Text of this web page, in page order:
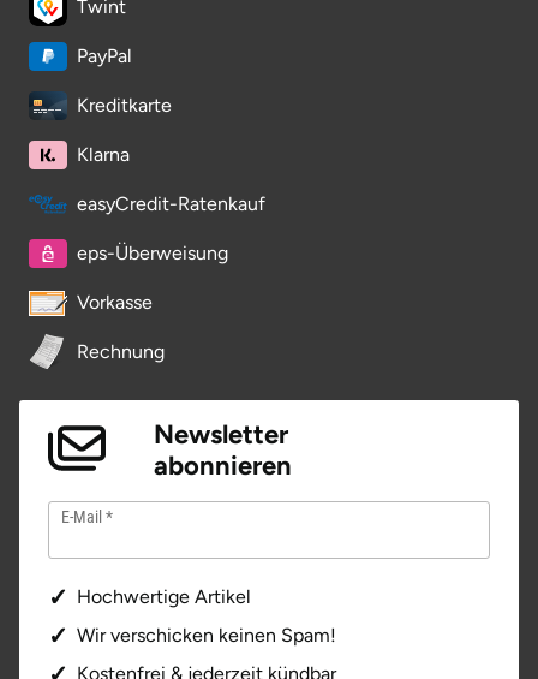
Twint
PayPal
Kreditkarte
Klarna
easyCredit-Ratenkauf
eps-Überweisung
Vorkasse
Rechnung
Newsletter
abonnieren
E-Mail
Hochwertige Artikel
Wir verschicken keinen Spam!
Kostenfrei & jederzeit kündbar
Seligenstadt
Speyer
Steinburg
Stendal
Stettiner Haff
Stormarn
Sulz am Neckar
Tannheimer Tal